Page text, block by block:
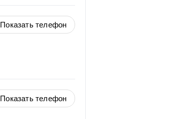
Показать телефон
Показать телефон